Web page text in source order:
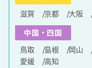
滋賀
京都 大阪
中国・四国
鳥取
島根 岡山
愛媛
高知